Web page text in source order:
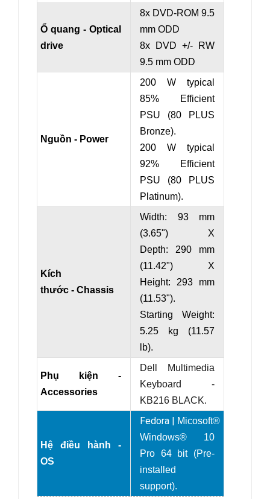
Ổ quang - Optical
drive
8x DVD-ROM 9.5
mm ODD
8x DVD +/- RW
9.5 mm ODD
Nguồn - Power
200 W typical
85% Efficient
PSU (80 PLUS
Bronze).
200 W typical
92% Efficient
PSU (80 PLUS
Platinum).
Kích
thước - Chassis
Width: 93 mm
(3.65") X
Depth: 290 mm
(11.42") X
Height: 293 mm
(11.53").
Starting Weight:
5.25 kg (11.57
lb).
Phụ kiện -
Accessories
Dell Multimedia
Keyboard -
KB216 BLACK.
Hệ điều hành -
OS
Fedora | Micosoft®
Windows® 10
Pro 64 bit (Pre-
installed
support).